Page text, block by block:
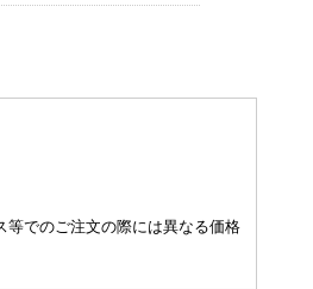
等でのご注文の際には異なる価格